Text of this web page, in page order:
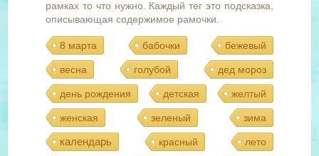
рамках то что нужно. Каждый тег это подсказка,
описывающая содержимое рамочки.
8 марта бабочки бежевый
весна голубой дед мороз
день рождения детская желтый
женская зеленый зима
календарь красный лето